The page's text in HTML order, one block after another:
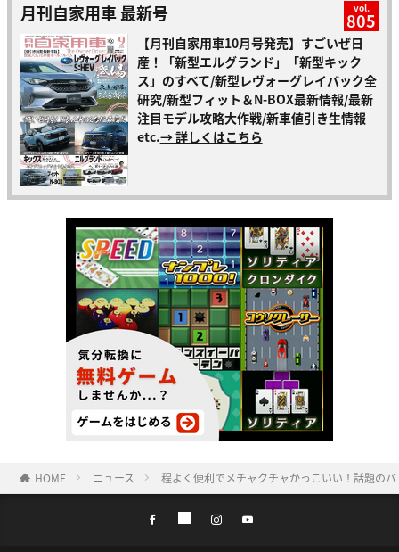
月刊自家用車 最新号 vol.
805
【月刊自家用車10月号発売】すごいぜ日
産！「新型エルグランド」「新型キック
ス」のすべて/新型レヴォーグレイバック全
研究/新型フィット＆N-BOX最新情報/最新
注目モデル攻略大作戦/新車値引き生情報
etc.→ 詳しくはこちら
HOME ニュース 程よく便利でメチャクチャかっこいい！話題の